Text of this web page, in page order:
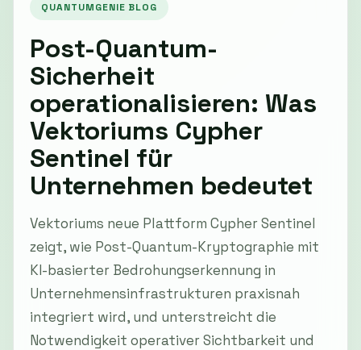
QUANTUMGENIE BLOG
Post-Quantum-
Sicherheit
operationalisieren: Was
Vektoriums Cypher
Sentinel für
Unternehmen bedeutet
Vektoriums neue Plattform Cypher Sentinel
zeigt, wie Post-Quantum-Kryptographie mit
KI-basierter Bedrohungserkennung in
Unternehmensinfrastrukturen praxisnah
integriert wird, und unterstreicht die
Notwendigkeit operativer Sichtbarkeit und